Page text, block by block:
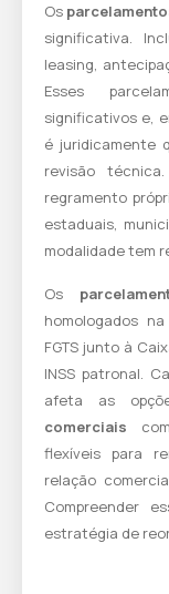
Os
significativa.
leasing,
Esses
significativos e,
é juridicamente
revisão
regramento
estaduais,
modalidade tem
Os
homologados
FGTS junto à
INSS patronal.
afeta as
comerciais
flexíveis para
relação
Compreender
estratégia de